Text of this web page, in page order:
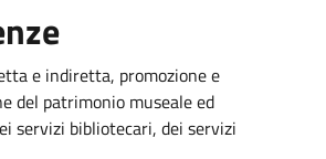
e indiretta, promozione e
del patrimonio museale ed
servizi bibliotecari, dei servizi